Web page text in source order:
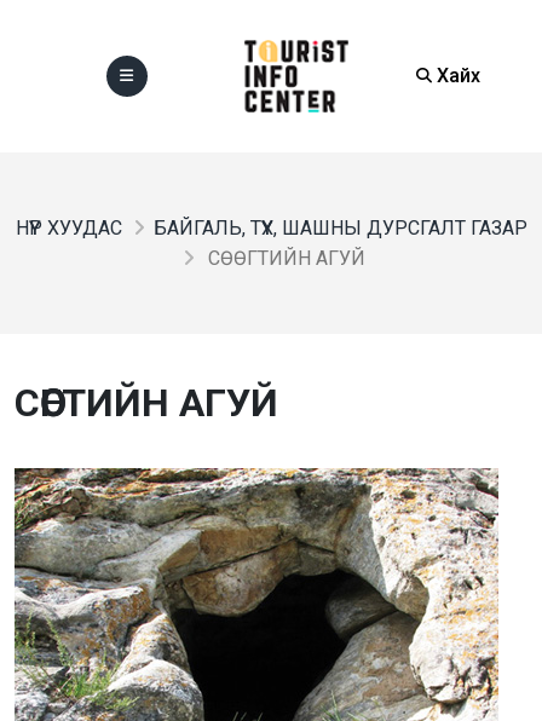
Хайх
НҮҮР ХУУДАС
БАЙГАЛЬ, ТҮҮХ, ШАШНЫ ДУРСГАЛТ ГАЗАР
СӨӨГТИЙН АГУЙ
СӨӨГТИЙН АГУЙ